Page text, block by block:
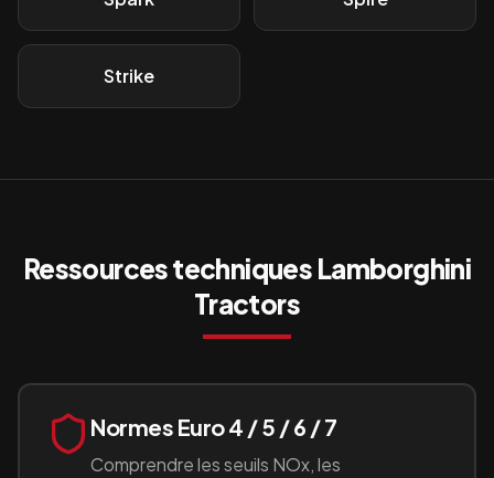
Strike
Ressources techniques Lamborghini
Tractors
Normes Euro 4 / 5 / 6 / 7
Comprendre les seuils NOx, les